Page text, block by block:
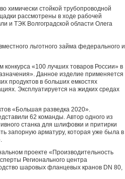
химически стойкой трубопроводной
рассмотрены в ходе рабочей
и ТЭК Волгоградской области Олега
льготного займа федерального и
«100 лучших товаров России» в
Данное изделие применяется
продуктов в больших емкостях
Эксплуатируется на жидких средах
«Большая разведка 2020».
62 команды. Автор одного из
станка для шлифовки и притирки
запорную арматуру, которая уже была в
проекте «Производительность
Регионального центра
шаровых фланцевых кранов DN 80,